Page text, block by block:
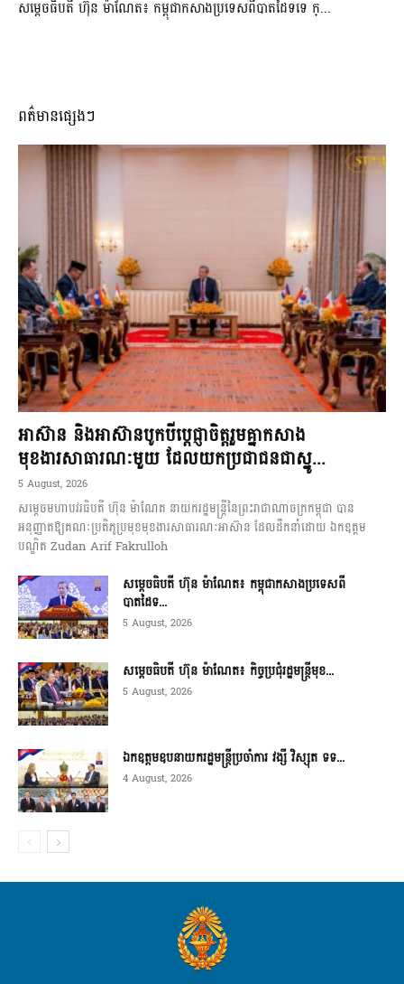
សម្ដេចធិបតី ហ៊ុន ម៉ាណែត៖ កម្ពុជាកសាងប្រទេសពីបាតដៃទទេ ក្...
ពត៌មានផ្សេងៗ
អាស៊ាន និងអាស៊ានបូកបីប្តេជ្ញាចិត្តរួមគ្នាកសាង
មុខងារសាធារណៈមួយ ដែលយកប្រជាជនជាស្នូ...
5 August, 2026
សម្តេចមហាបវរធិបតី ហ៊ុន ម៉ាណែត នាយករដ្ឋមន្ត្រីនៃព្រះរាជាណាចក្រកម្ពុជា បាន
អនុញ្ញាតឱ្យគណៈប្រតិភូប្រមុខមុខងារសាធារណៈអាស៊ាន ដែលដឹកនាំដោយ ឯកឧត្តម
បណ្ឌិត Zudan Arif Fakrulloh
សម្ដេចធិបតី ហ៊ុន ម៉ាណែត៖ កម្ពុជាកសាងប្រទេសពី
បាតដៃទ...
5 August, 2026
សម្ដេចធិបតី ហ៊ុន ម៉ាណែត៖ កិច្ចប្រជុំរដ្ឋមន្ត្រីមុខ...
5 August, 2026
ឯកឧត្តមឧបនាយករដ្ឋមន្ត្រីប្រចាំការ វង្សី វិស្សុត ទទ...
4 August, 2026